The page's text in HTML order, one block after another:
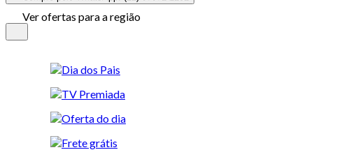
Ver ofertas para a região